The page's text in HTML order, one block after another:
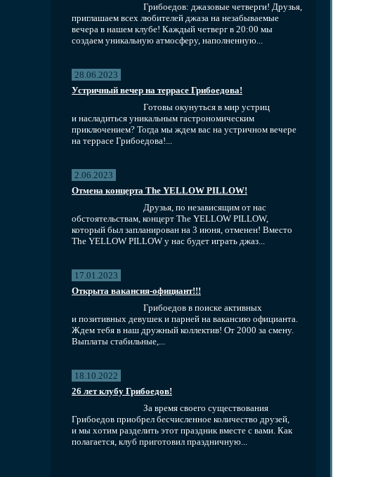
Грибоедов: джазовые четверги! Друзья,
приглашаем всех любителей джаза на незабываемые
вечера в нашем клубе! Каждый четверг в 20:00 мы
создаем уникальную атмосферу, наполненную...
28.06.2023
Устричный вечер на террасе Грибоедова!
Готовы окунуться в мир устриц
и насладиться уникальным гастрономическим
приключением? Тогда мы ждем вас на устричном вечере
на террасе Грибоедова!...
2.06.2023
Отмена концерта The YELLOW PILLOW!
Друзья, по независящим от нас
обстоятельствам, концерт The YELLOW PILLOW,
который был запланирован на 3 июня, отменен! Вместо
The YELLOW PILLOW у нас будет играть джаз...
17.01.2023
Открыта вакансия-официант!!!
Грибоедов в поиске активных
и позитивных девушек и парней на вакансию официанта.
Ждем тебя в наш дружный коллектив! От 2000 за смену.
Выплаты стабильные,...
18.10.2022
26 лет клубу Грибоедов!
За время своего существования
Грибоедов приобрел бесчисленное количество друзей,
и мы хотим разделить этот праздник вместе с вами. Как
полагается, клуб приготовил праздничную...